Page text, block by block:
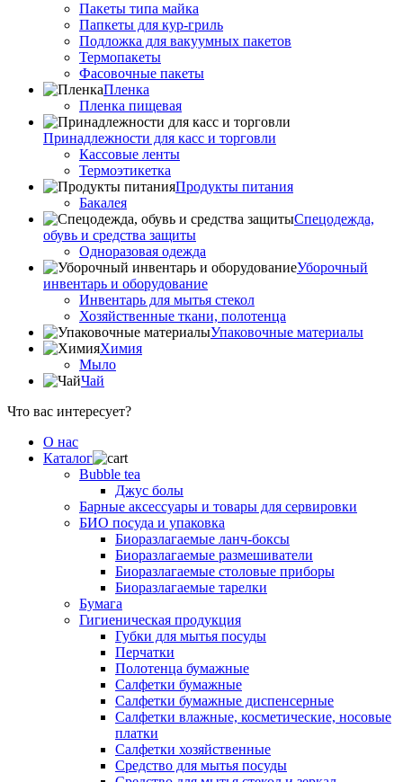
Пакеты типа майка
Папкеты для кур-гриль
Подложка для вакуумных пакетов
Термопакеты
Фасовочные пакеты
Пленка
Пленка пищевая
Принадлежности для касс и торговли
Кассовые ленты
Термоэтикетка
Продукты питания
Бакалея
Спецодежда,
обувь и средства защиты
Одноразовая одежда
Уборочный
инвентарь и оборудование
Инвентарь для мытья стекол
Хозяйственные ткани, полотенца
Упаковочные материалы
Химия
Мыло
Чай
Что вас интересует?
О нас
Каталог
Bubble tea
Джус болы
Барные аксессуары и товары для сервировки
БИО посуда и упаковка
Биоразлагаемые ланч-боксы
Биоразлагаемые размешиватели
Биоразлагаемые столовые приборы
Биоразлагаемые тарелки
Бумага
Гигиеническая продукция
Губки для мытья посуды
Перчатки
Полотенца бумажные
Салфетки бумажные
Салфетки бумажные диспенсерные
Салфетки влажные, косметические, носовые
платки
Салфетки хозяйственные
Средство для мытья посуды